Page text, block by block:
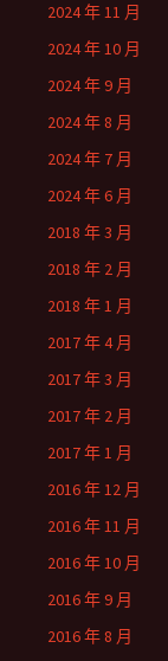
2024 年 11 月
2024 年 10 月
2024 年 9 月
2024 年 8 月
2024 年 7 月
2024 年 6 月
2018 年 3 月
2018 年 2 月
2018 年 1 月
2017 年 4 月
2017 年 3 月
2017 年 2 月
2017 年 1 月
2016 年 12 月
2016 年 11 月
2016 年 10 月
2016 年 9 月
2016 年 8 月